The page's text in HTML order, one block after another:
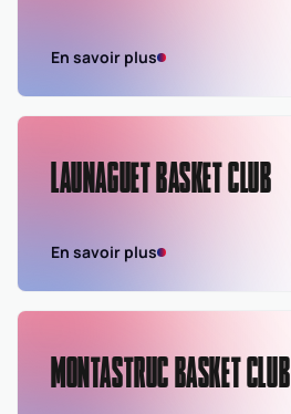
En savoir plus
LAUNAGUET BASKET CLUB
En savoir plus
MONTASTRUC BASKET CLUB